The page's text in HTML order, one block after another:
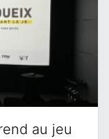
au jeu